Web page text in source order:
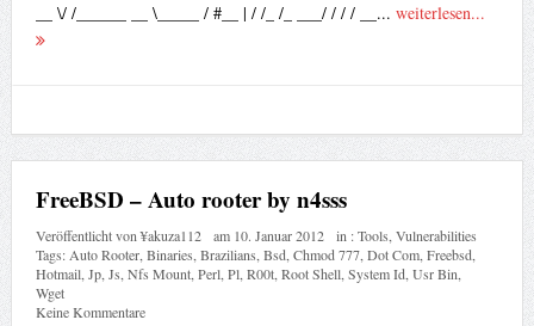
__ \/ /______ __ \_____ / #__ | / /_ /_ ___/ / / / __... weiterlesen...
FreeBSD – Auto rooter by n4sss
Veröffentlicht von¥akuza112 am 10. Januar 2012 in :Tools Vulnerabilities
Tags: Auto Rooter, Binaries Brazilians Bsd, Chmod 777, Dot Com, Freebsd,
Hotmail, Jp, Js Nfs Mount, Perl, Pl, R00t, Root Shell, System Id, Usr Bin
Wget
Keine Kommentare